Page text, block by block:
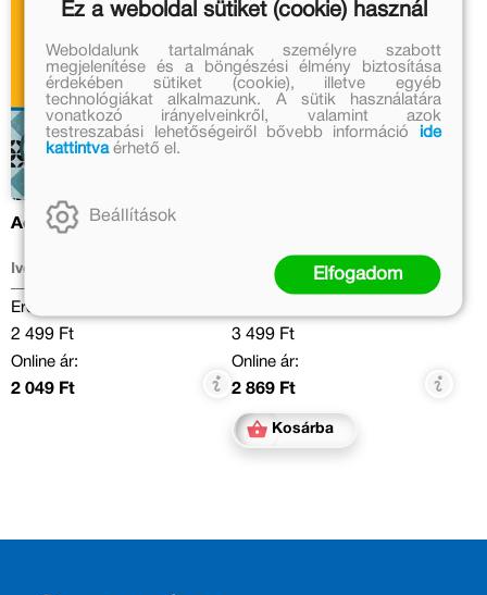
Add a mancsod!
Ivona Březinová
Eredeti ár:
2 499 Ft
Online ár:
2 049 Ft
Dóka Péter
3 499 Ft
Online ár:
2 869 Ft
Kosárba
Ez a weboldal sütiket (cookie) használ
Weboldalunk tartalmának személyre szabott
megjelenítése és a böngészési élmény biztosítása
érdekében sütiket (cookie), illetve egyéb
technológiákat alkalmazunk. A sütik használatára
vonatkozó irányelveinkről, valamint azok
testreszabási lehetőségeiről bővebb információ
ide
kattintvaérhető el.
Beállítások
Elfogadom